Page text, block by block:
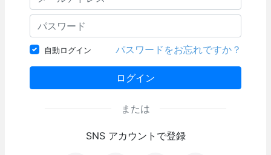
自動ログイン パスワードをお忘れですか？
ログイン
または
SNS アカウントで登録